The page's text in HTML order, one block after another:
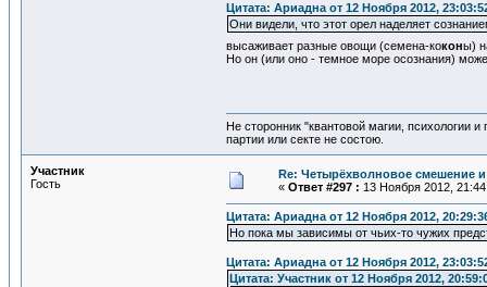
Цитата: Ариадна от 12 Ноября 2012,
Они видели, что этот орел наделяет
высаживает разные овощи (семена-коконы)
Но он (или оно - темное море осознания)
Не сторонник "квантовой магии, психологии
партии или секте не состою.
Участник
Гость
Re: Четырёхволновое смешение и
« Ответ #297 : 13 Ноября 2012,
Цитата: Ариадна от 12 Ноября 2012,
Но пока мы зависимы от чьих-то чужих
Цитата: Ариадна от 12 Ноября 2012,
Цитата: Участник от 12 Ноября 2012,